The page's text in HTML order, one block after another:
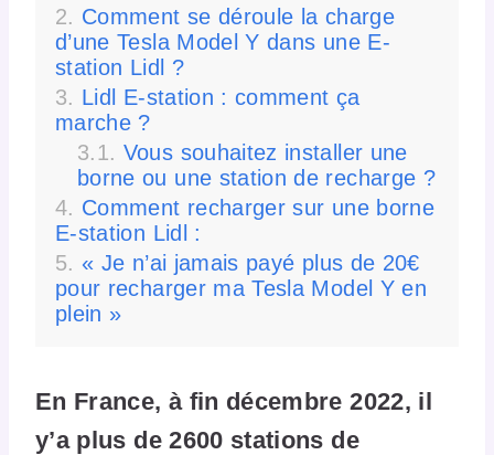
Comment se déroule la charge
d’une Tesla Model Y dans une E-
station Lidl ?
Lidl E-station : comment ça
marche ?
Vous souhaitez installer une
borne ou une station de recharge ?
Comment recharger sur une borne
E-station Lidl :
« Je n’ai jamais payé plus de 20€
pour recharger ma Tesla Model Y en
plein »
En France, à fin décembre 2022, il
y’a plus de 2600 stations de